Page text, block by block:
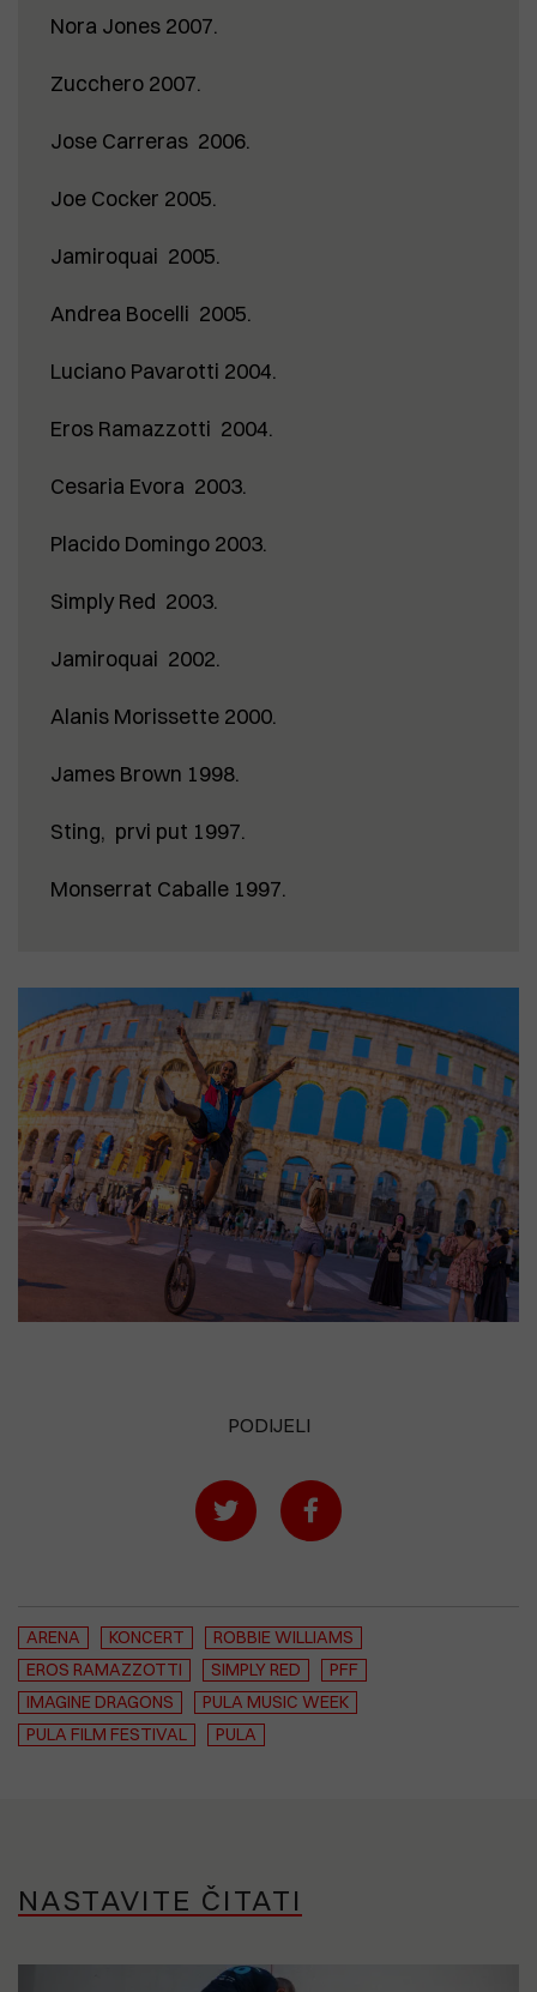
Nora Jones 2007.
Zucchero 2007.
Jose Carreras 2006.
Joe Cocker 2005.
Jamiroquai 2005.
Andrea Bocelli 2005.
Luciano Pavarotti 2004.
Eros Ramazzotti 2004.
Cesaria Evora 2003.
Placido Domingo 2003.
Simply Red 2003.
Jamiroquai 2002.
Alanis Morissette 2000.
James Brown 1998.
Sting, prvi put 1997.
Monserrat Caballe 1997.
PODIJELI
ARENA KONCERT
ROBBIE WILLIAMS
EROS RAMAZZOTTI
SIMPLY RED
PFF
IMAGINE DRAGONS
PULA MUSIC WEEK
PULA FILM FESTIVAL
PULA
NASTAVITE ČITATI